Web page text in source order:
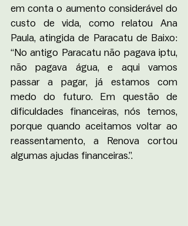
em conta o aumento considerável do
custo de vida, como relatou Ana
Paula, atingida de Paracatu de Baixo:
“No antigo Paracatu não pagava iptu,
não pagava água, e aqui vamos
passar a pagar, já estamos com
medo do futuro. Em questão de
dificuldades financeiras, nós temos,
porque quando aceitamos voltar ao
reassentamento, a Renova cortou
algumas ajudas financeiras.”.